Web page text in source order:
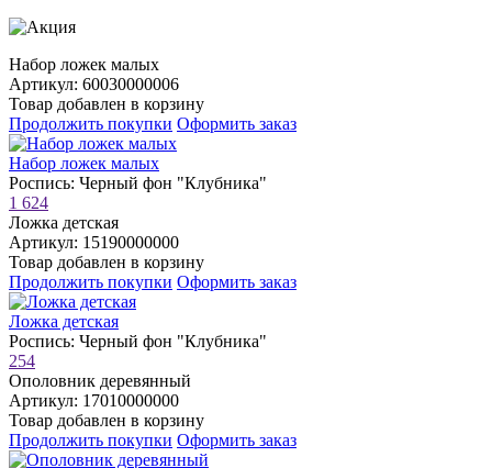
Набор ложек малых
Артикул: 60030000006
Товар добавлен в корзину
Продолжить покупки Оформить заказ
Набор ложек малых
Роспись: Черный фон "Клубника"
1 624
Ложка детская
Артикул: 15190000000
Товар добавлен в корзину
Продолжить покупки Оформить заказ
Ложка детская
Роспись: Черный фон "Клубника"
254
Ополовник деревянный
Артикул: 17010000000
Товар добавлен в корзину
Продолжить покупки Оформить заказ